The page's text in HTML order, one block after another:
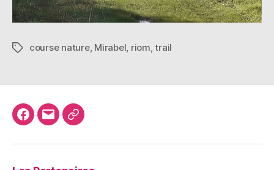
Étiquettes
course nature, Mirabel, riom,trail
Facebook
E-
YouTube